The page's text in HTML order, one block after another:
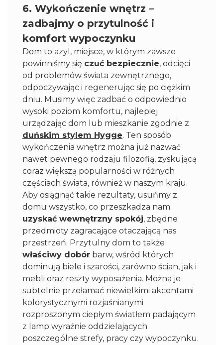
6. Wykończenie wnętrz –
zadbajmy o przytulność i
komfort wypoczynku
Dom to azyl, miejsce, w którym zawsze
powinniśmy się czuć bezpiecznie, odcięci
od problemów świata zewnętrznego,
odpoczywając i regenerując się po ciężkim
dniu. Musimy więc zadbać o odpowiednio
wysoki poziom komfortu, najlepiej
urządzając dom lub mieszkanie zgodnie z
duńskim stylem Hygge. Ten sposób
wykończenia wnętrz można już nazwać
nawet pewnego rodzaju filozofią, zyskującą
coraz większą popularności w różnych
częściach świata, również w naszym kraju.
Aby osiągnąć takie rezultaty, usuńmy z
domu wszystko, co przeszkadza nam
uzyskać wewnętrzny spokój, zbędne
przedmioty zagracające otaczającą nas
przestrzeń. Przytulny dom to także
właściwy dobór barw, wśród których
dominują biele i szarości, zarówno ścian, jak i
mebli oraz reszty wyposażenia. Można je
subtelnie przełamać niewielkimi akcentami
kolorystycznymi rozjaśnianymi
rozproszonym ciepłym światłem padającym
z lamp wyraźnie oddzielających
poszczególne strefy, pracy czy wypoczynku.